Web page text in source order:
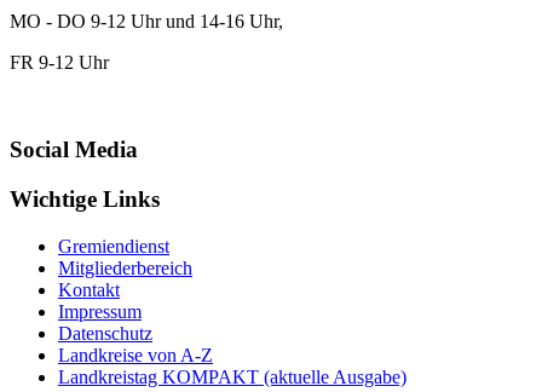
MO - DO 9-12 Uhr und 14-16 Uhr,
FR 9-12 Uhr
Social Media
Wichtige Links
Gremiendienst
Mitgliederbereich
Kontakt
Impressum
Datenschutz
Landkreise von A-Z
Landkreistag KOMPAKT (aktuelle Ausgabe)